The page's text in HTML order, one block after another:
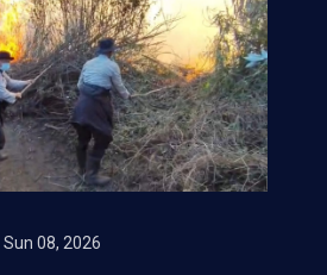
Sun 08, 2026